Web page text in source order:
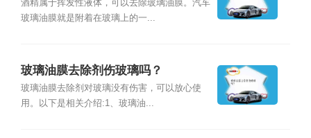
酒精属于挥发性液体，可以去除玻璃油膜。汽车
玻璃油膜就是附着在玻璃上的一...
玻璃油膜去除剂伤玻璃吗？
玻璃油膜去除剂对玻璃没有伤害，可以放心使
用。以下是相关介绍:1、玻璃油...